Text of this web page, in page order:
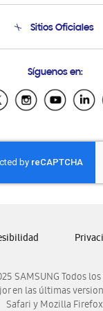
Condiciones de Compra
Soporte vía eMail
Sitios Oficiales
Samsung Ecuador
Samsung El Salvador
Samsung Honduras
Samsung Nicaragua
Samsung Panamá
Samsung Venezuela
Síguenos en:
SAMSUNG Todos
en las últimas
Safari y Mozilla